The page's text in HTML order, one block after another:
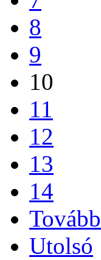
8
9
10
11
12
13
14
Tovább
Utolsó